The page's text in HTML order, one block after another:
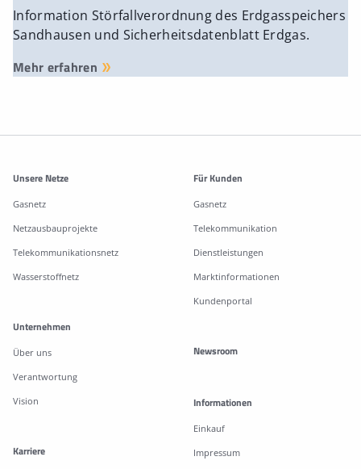
Information Störfallverordnung des Erdgasspeichers
Sandhausen und Sicherheitsdatenblatt Erdgas.
Mehr erfahren
Weitere Informationen
Unsere Netze
Gasnetz
Netzausbauprojekte
Telekommunikationsnetz
Wasserstoffnetz
Für Kunden
Gasnetz
Telekommunikation
Dienstleistungen
Marktinformationen
Kundenportal
Unternehmen
Über uns
Verantwortung
Vision
Karriere
Newsroom
Informationen
Einkauf
Impressum